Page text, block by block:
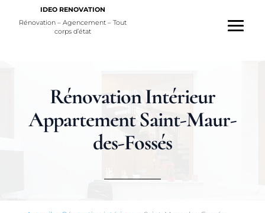
IDEO RENOVATION
Rénovation – Agencement – Tout
corps d’état
Rénovation Intérieur
Appartement Saint-Maur-
des-Fossés